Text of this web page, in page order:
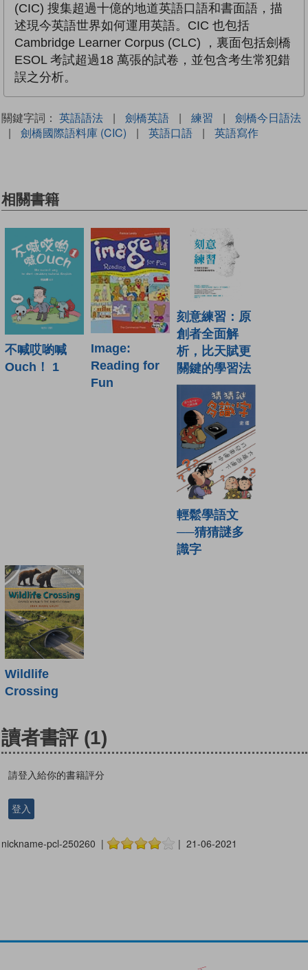
(CIC) 搜集超過十億的地道英語口語和書面語，描
述現今英語世界如何運用英語。CIC 也包括
Cambridge Learner Corpus (CLC) ，裏面包括劍橋
ESOL 考試超過18 萬張的試卷，並包含考生常犯錯
誤之分析。
關鍵字詞： 英語語法 | 劍橋英語 | 練習 |
劍橋今日語法
|
劍橋國際語料庫 (CIC) | 英語口語 | 英語寫作
相關書籍
不喊哎喲喊
Ouch！ 1
Image:
Reading for
Fun
刻意練習：原
創者全面解
析，比天賦更
關鍵的學習法
輕鬆學語文
──猜猜謎多
識字
Wildlife
Crossing
讀者書評 (1)
請登入給你的書籍評分
登入
nickname-pcl-250260 | | 21-06-2021